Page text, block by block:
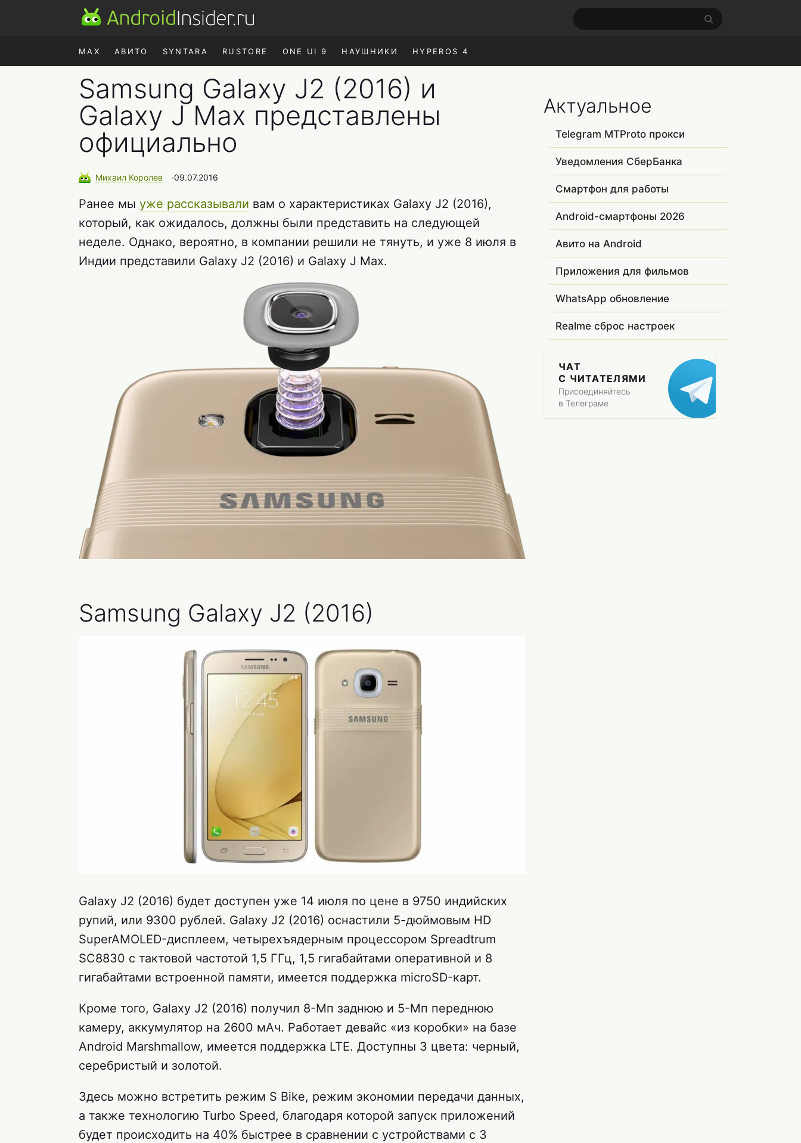
MAX АВИТО SYNTARA RUSTORE ONE UI 9 НАУШНИКИ HYPEROS 4
Samsung Galaxy J2 (2016) и
Galaxy J Max представлены
официально
Михаил Королев ∙09.07.2016
Ранее мы уже рассказывали вам о характеристиках Galaxy J2 (2016),
который, как ожидалось, должны были представить на следующей
неделе. Однако, вероятно, в компании решили не тянуть, и уже 8 июля в
Индии представили Galaxy J2 (2016) и Galaxy J Max.
Samsung Galaxy J2 (2016)
Galaxy J2 (2016) будет доступен уже 14 июля по цене в 9750 индийских
рупий, или 9300 рублей. Galaxy J2 (2016) оснастили 5-дюймовым HD
SuperAMOLED-дисплеем, четырехъядерным процессором Spreadtrum
SC8830 с тактовой частотой 1,5 ГГц, 1,5 гигабайтами оперативной и 8
гигабайтами встроенной памяти, имеется поддержка microSD-карт.
Кроме того, Galaxy J2 (2016) получил 8-Мп заднюю и 5-Мп переднюю
камеру, аккумулятор на 2600 мАч. Работает девайс «из коробки» на базе
Android Marshmallow, имеется поддержка LTE. Доступны 3 цвета: черный,
серебристый и золотой.
Здесь можно встретить режим S Bike, режим экономии передачи данных,
а также технологию Turbo Speed, благодаря которой запуск приложений
будет происходить на 40% быстрее в сравнении с устройствами с 3
Актуальное
Telegram MTProto прокси
Уведомления СберБанка
Смартфон для работы
Android-смартфоны 2026
Авито на Android
Приложения для фильмов
WhatsApp обновление
Realme сброс настроек
ЧАТ
С ЧИТАТЕЛЯМИ
Присоединяйтесь
в Телеграме